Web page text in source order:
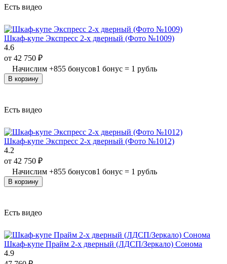
Есть видео
Шкаф-купе Экспресс 2-х дверный (Фото №1009)
4.6
от 42 750 ₽
Начислим +855 бонусов1 бонус = 1 рубль
В корзину
Есть видео
Шкаф-купе Экспресс 2-х дверный (Фото №1012)
4.2
от 42 750 ₽
Начислим +855 бонусов1 бонус = 1 рубль
В корзину
Есть видео
Шкаф-купе Прайм 2-х дверный (ЛДСП/Зеркало) Сонома
4.9